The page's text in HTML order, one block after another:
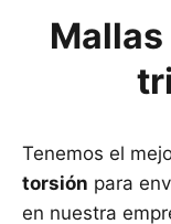
Tenemos el
torsión para
en nuestra